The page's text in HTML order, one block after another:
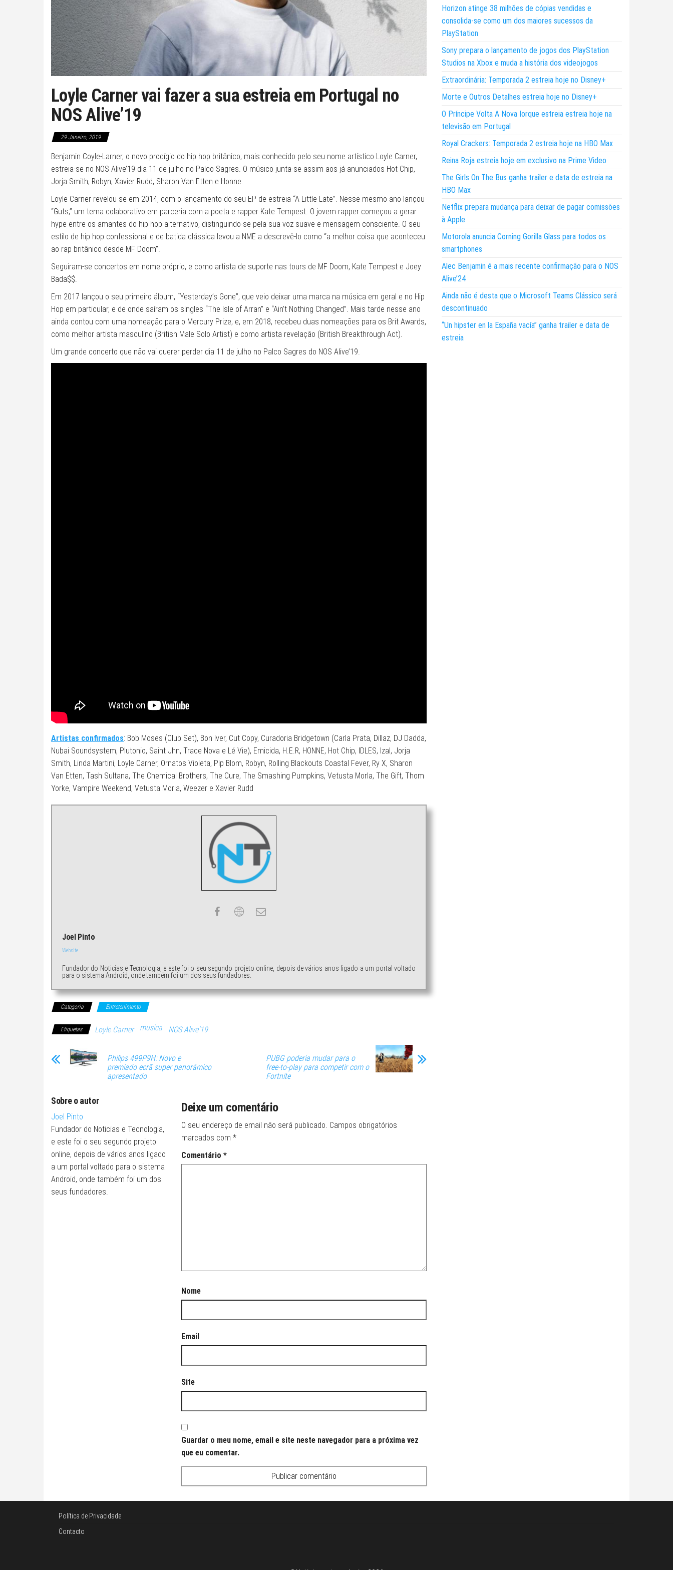
Loyle Carner vai fazer a sua estreia em Portugal no
NOS Alive’19
29 Janeiro, 2019
Benjamin Coyle-Larner, o novo prodígio do hip hop britânico, mais conhecido pelo seu nome artístico Loyle Carner,
estreia-se no NOS Alive’19 dia 11 de julho no Palco Sagres. O músico junta-se assim aos já anunciados Hot Chip,
Jorja Smith, Robyn, Xavier Rudd, Sharon Van Etten e Honne.
Loyle Carner revelou-se em 2014, com o lançamento do seu EP de estreia “A Little Late”. Nesse mesmo ano lançou
“Guts,” um tema colaborativo em parceria com a poeta e rapper Kate Tempest. O jovem rapper começou a gerar
hype entre os amantes do hip hop alternativo, distinguindo-se pela sua voz suave e mensagem consciente. O seu
estilo de hip hop confessional e de batida clássica levou a NME a descrevê-lo como “a melhor coisa que aconteceu
ao rap britânico desde MF Doom”.
Seguiram-se concertos em nome próprio, e como artista de suporte nas tours de MF Doom, Kate Tempest e Joey
Bada$$.
Em 2017 lançou o seu primeiro álbum, “Yesterday’s Gone”, que veio deixar uma marca na música em geral e no Hip
Hop em particular, e de onde saíram os singles “The Isle of Arran” e “Ain’t Nothing Changed”. Mais tarde nesse ano
ainda contou com uma nomeação para o Mercury Prize, e, em 2018, recebeu duas nomeações para os Brit Awards,
como melhor artista masculino (British Male Solo Artist) e como artista revelação (British Breakthrough Act).
Um grande concerto que não vai querer perder dia 11 de julho no Palco Sagres do NOS Alive’19.
Artistas confirmados: Bob Moses (Club Set), Bon Iver, Cut Copy, Curadoria Bridgetown (Carla Prata, Dillaz, DJ Dadda,
Nubai Soundsystem, Plutonio, Saint Jhn, Trace Nova e Lé Vie), Emicida, H.E.R, HONNE, Hot Chip, IDLES, Izal, Jorja
Smith, Linda Martini, Loyle Carner, Ornatos Violeta, Pip Blom, Robyn, Rolling Blackouts Coastal Fever, Ry X, Sharon
Van Etten, Tash Sultana, The Chemical Brothers, The Cure, The Smashing Pumpkins, Vetusta Morla, The Gift, Thom
Yorke, Vampire Weekend, Vetusta Morla, Weezer e Xavier Rudd
Joel Pinto
Website
Fundador do Noticias e Tecnologia, e este foi o seu segundo projeto online, depois de vários anos ligado a um portal voltado
para o sistema Android, onde também foi um dos seus fundadores.
Categoria Entretenimento
Etiquetas Loyle Carner musica NOS Alive'19
Philips 499P9H: Novo e
premiado ecrã super panorâmico
apresentado
PUBG poderia mudar para o
free-to-play para competir com o
Fortnite
Sobre o autor
Joel Pinto
Fundador do Noticias e Tecnologia,
e este foi o seu segundo projeto
online, depois de vários anos ligado
a um portal voltado para o sistema
Android, onde também foi um dos
seus fundadores.
Deixe um comentário
O seu endereço de email não será publicado. Campos obrigatórios
marcados com *
Comentário *
Nome
Email
Site
Guardar o meu nome, email e site neste navegador para a próxima vez
que eu comentar.
Horizon atinge 38 milhões de cópias vendidas e
consolida-se como um dos maiores sucessos da
PlayStation
Sony prepara o lançamento de jogos dos PlayStation
Studios na Xbox e muda a história dos videojogos
Extraordinária: Temporada 2 estreia hoje no Disney+
Morte e Outros Detalhes estreia hoje no Disney+
O Príncipe Volta A Nova Iorque estreia estreia hoje na
televisão em Portugal
Royal Crackers: Temporada 2 estreia hoje na HBO Max
Reina Roja estreia hoje em exclusivo na Prime Video
The Girls On The Bus ganha trailer e data de estreia na
HBO Max
Netflix prepara mudança para deixar de pagar comissões
à Apple
Motorola anuncia Corning Gorilla Glass para todos os
smartphones
Alec Benjamin é a mais recente confirmação para o NOS
Alive’24
Ainda não é desta que o Microsoft Teams Clássico será
descontinuado
“Un hipster en la España vacía” ganha trailer e data de
estreia
Política de Privacidade
Contacto